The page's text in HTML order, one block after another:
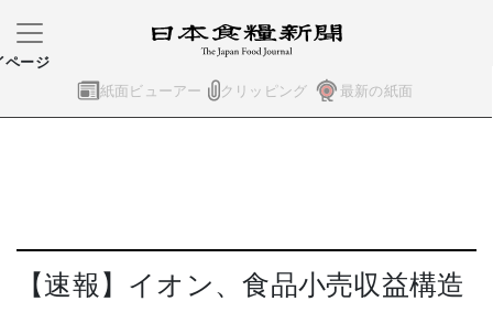
紙面ビューアー クリッピング 最新の紙面
ページ
【速報】イオン、食品小売収益構造